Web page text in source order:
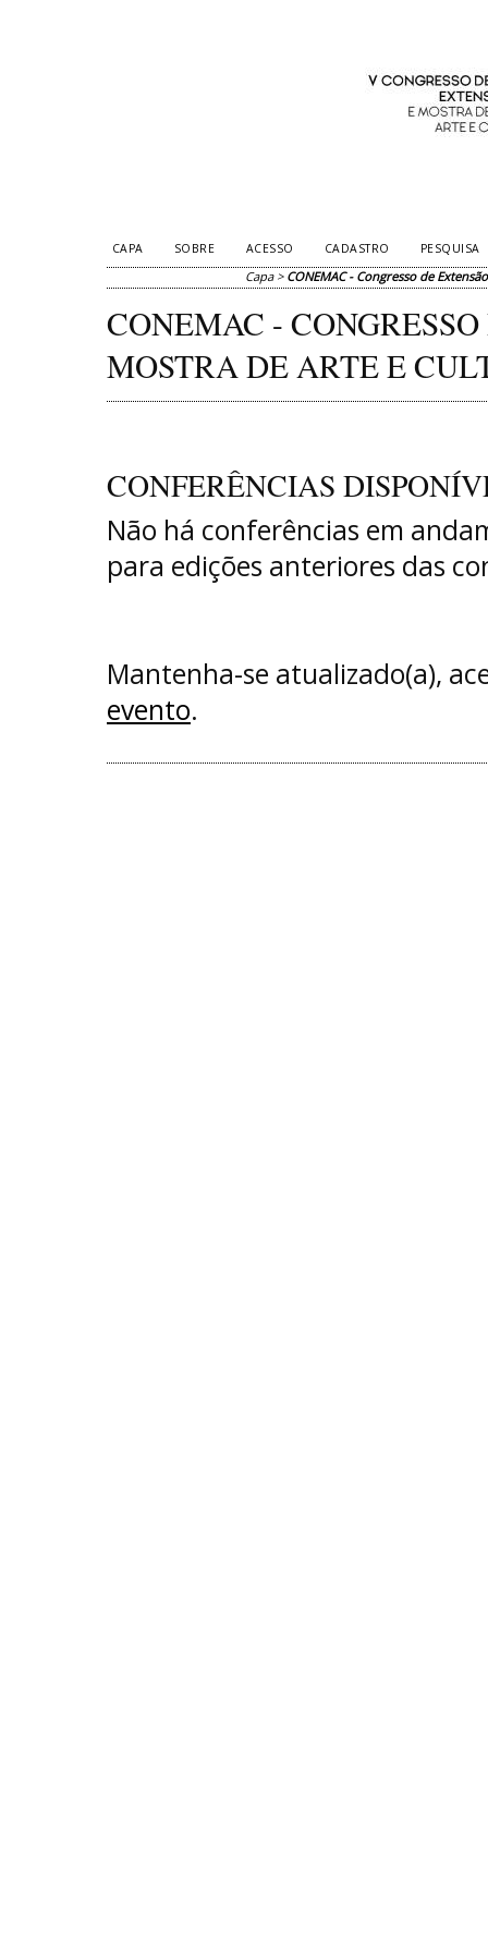
CAPA SOBRE ACESSO CADASTRO PESQUISA
Capa> CONEMAC - Congresso de
CONEMAC -
MOSTRA DE ARTE E
CONFERÊNCIAS
Não há conferências em
para edições anteriores das
Mantenha-se atualizado(a),
evento.